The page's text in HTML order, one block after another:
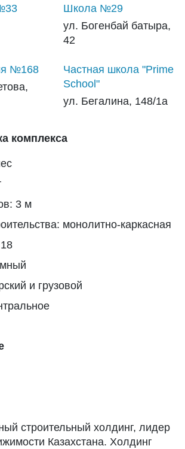
Школа №29
ул. Богенбай батыра,
42
№168
Частная школа "Prime
School"
ул. Бегалина, 148/1а
комплекса
3 м
монолитно-каркасная
и грузовой
строительный холдинг, лидер
Казахстана. Холдинг